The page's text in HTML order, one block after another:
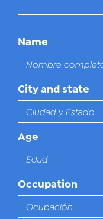
Name
City and state
Age
Occupation